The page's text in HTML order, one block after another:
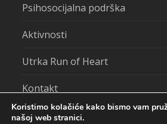
Psihosocijalna podrška
Aktivnosti
Utrka Run of Heart
Kontakt
Koristimo kolačiće kako bismo vam
našoj web stranici.